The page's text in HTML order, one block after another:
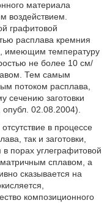
материала
воздействием.
графитовой
расплава кремния
имеющим температуру
не более 10 см/
Тем самым
потоком расплава,
сечению заготовки
02.08.2004).
в процессе
так и заготовки,
в порах углеграфитовой
матричным сплавом, а
сказывается на
композиционного